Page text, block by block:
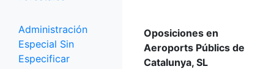
Administración
Especial Sin
Especificar
Oposiciones en
Aeroports Públics de
Catalunya, SL